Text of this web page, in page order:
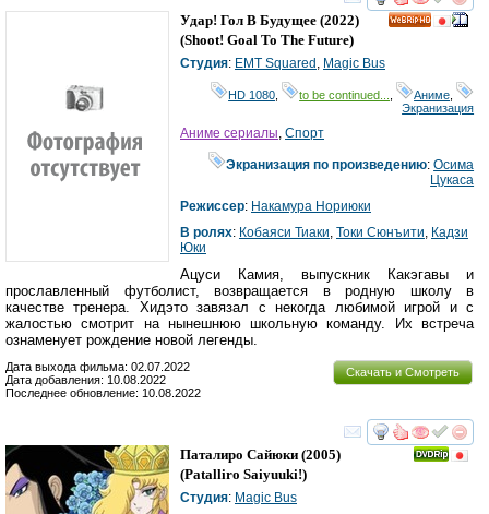
смотреть
Удар! Гол В Будущее (2022)
(Shoot! Goal To The Future)
Студия: EMT Squared , Magic Bus
HD 1080 to be continued... Аниме
Экранизация
Аниме сериалы, Спорт
Экранизация по произведению:Осима
Цукаса
Режиссер: Накамура Нориюки
В ролях: Кобаяси Тиаки, Токи Сюнъити, Кадзи
Юки
Ацуси Камия, выпускник Какэгавы и
прославленный футболист, возвращается в родную школу в
качестве тренера. Хидэто завязал с некогда любимой игрой и с
жалостью смотрит на нынешнюю школьную команду. Их встреча
ознаменует рождение новой легенды.
Скачать и Смотреть
Дата выхода фильма: 02.07.2022
Дата добавления: 10.08.2022
Последнее обновление: 10.08.2022
смотреть
Паталиро Сайюки (2005)
(Patalliro Saiyuuki!)
Студия: Magic Bus